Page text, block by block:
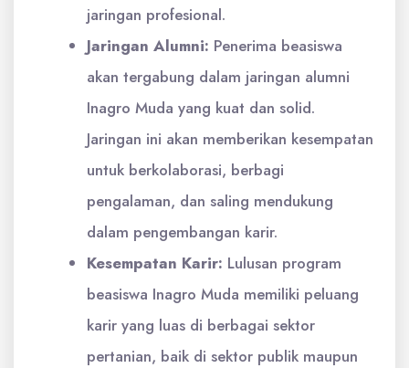
jaringan profesional.
Jaringan Alumni: Penerima beasiswa
akan tergabung dalam jaringan alumni
Inagro Muda yang kuat dan solid.
Jaringan ini akan memberikan kesempatan
untuk berkolaborasi, berbagi
pengalaman, dan saling mendukung
dalam pengembangan karir.
Kesempatan Karir: Lulusan program
beasiswa Inagro Muda memiliki peluang
karir yang luas di berbagai sektor
pertanian, baik di sektor publik maupun